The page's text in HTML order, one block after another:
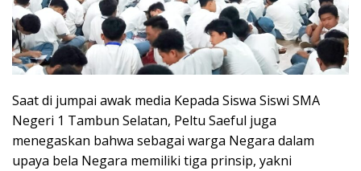
Saat di jumpai awak media Kepada Siswa Siswi SMA
Negeri 1 Tambun Selatan, Peltu Saeful juga
menegaskan bahwa sebagai warga Negara dalam
upaya bela Negara memiliki tiga prinsip, yakni